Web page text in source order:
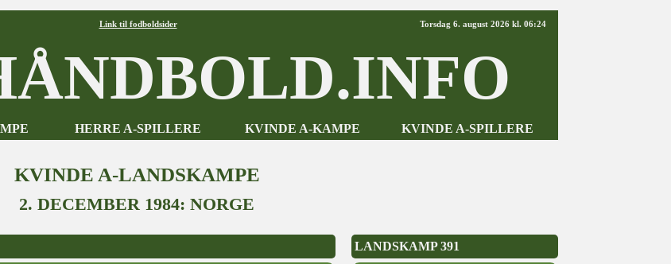
Link til fodboldsider Torsdag 6. august 2026 kl. 06:24
HERRE A-SPILLERE KVINDE A-KAMPE KVINDE A-SPILLERE
KVINDE A-LANDSKAMPE
2. DECEMBER 1984: NORGE
LANDSKAMP 391